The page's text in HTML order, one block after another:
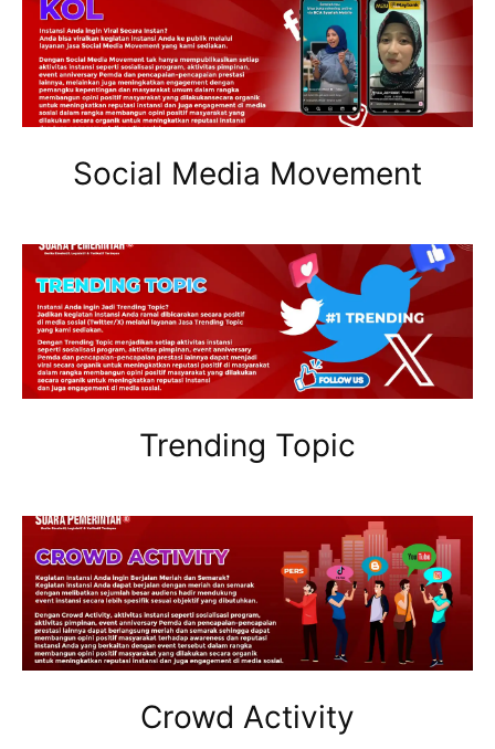
Social Media Movement
Trending Topic
Crowd Activity